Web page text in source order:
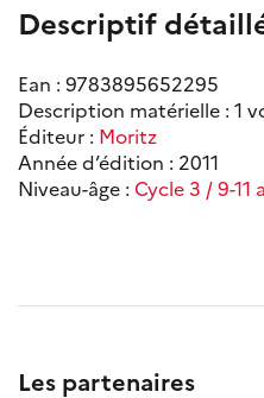
Descriptif
Ean : 9783895652295
Description matérielle : 1
Éditeur : Moritz
Année d’édition : 2011
Niveau-âge : Cycle 3 / 9-11
Les partenaires